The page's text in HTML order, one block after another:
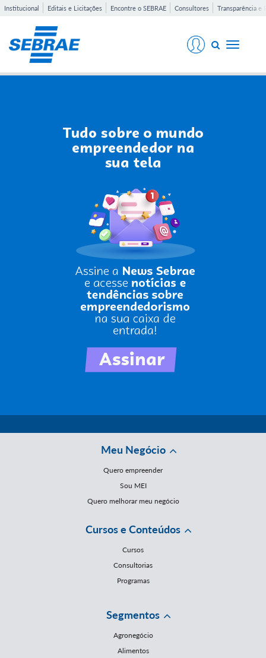
Institucional Editais e Licitações Encontre o SEBRAE Consultores Transparência e
Toggle
Meu Negócio
Quero empreender
Sou MEI
Quero melhorar meu negócio
Cursos e Conteúdos
Cursos
Consultorias
Programas
Segmentos
Agronegócio
Alimentos